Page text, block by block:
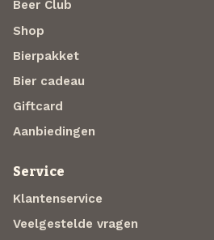
Beer Club
Shop
Bierpakket
Bier cadeau
Giftcard
Aanbiedingen
Service
Klantenservice
Veelgestelde vragen